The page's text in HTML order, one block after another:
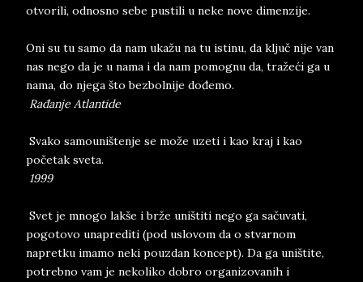
otvorili, odnosno sebe pustili u neke nove dimenzije.
Oni su tu samo da nam ukažu na tu istinu, da ključ nije van
nas nego da je u nama i da nam pomognu da, tražeći ga u
nama, do njega što bezbolnije dođemo.
Rađanje Atlantide
Svako samouništenje se može uzeti i kao kraj i kao
početak sveta.
1999
Svet je mnogo lakše i brže uništiti nego ga sačuvati,
pogotovo unaprediti (pod uslovom da o stvarnom
napretku imamo neki pouzdan koncept). Da ga uništite,
potrebno vam je nekoliko dobro organizovanih i